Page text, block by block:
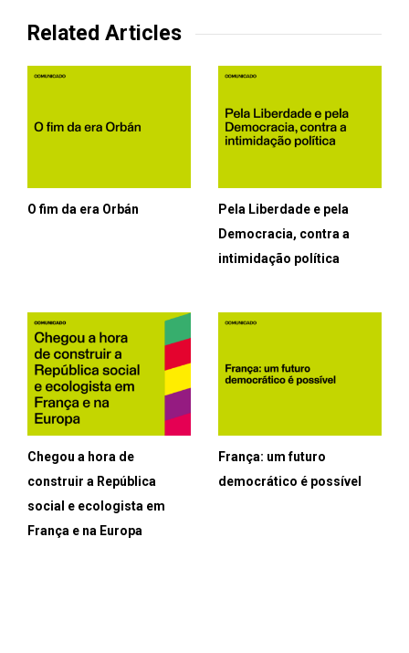
Related Articles
O fim da era Orbán
Pela Liberdade e pela
Democracia, contra a
intimidação política
Chegou a hora de
construir a República
social e ecologista em
França e na Europa
França: um futuro
democrático é possível